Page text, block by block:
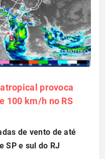
provoca
100 km/h no RS
de vento de até
SP e sul do RJ